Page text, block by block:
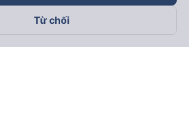
tôi trên
Từ chối